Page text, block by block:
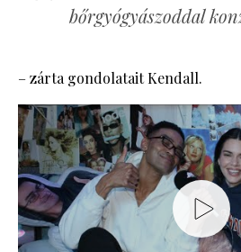
bőrgyógyászoddal
– zárta gondolatait Kendall.